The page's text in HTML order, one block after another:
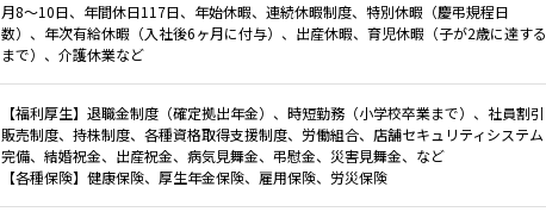
月8～10日、年間休日117日、年始休暇、連続休暇制度、特別休暇（慶弔規程日
数）、年次有給休暇（入社後6ヶ月に付与）、出産休暇、育児休暇（子が2歳に達する
まで）、介護休業など
【福利厚生】退職金制度（確定拠出年金）、時短勤務（小学校卒業まで）、社員割引
販売制度、持株制度、各種資格取得支援制度、労働組合、店舗セキュリティシステム
完備、結婚祝金、出産祝金、病気見舞金、弔慰金、災害見舞金、など
【各種保険】健康保険、厚生年金保険、雇用保険、労災保険